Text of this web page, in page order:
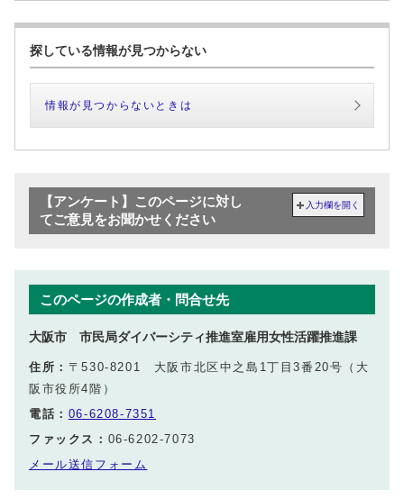
探している情報が見つからない
情報が見つからないときは
【アンケート】このページに対し
てご意見をお聞かせください
入力欄を開く
このページの作成者・問合せ先
大阪市 市民局ダイバーシティ推進室雇用女性活躍推進課
住所： 〒530-8201 大阪市北区中之島1丁目3番20号（大
阪市役所4階）
電話： 06-6208-7351
ファックス： 06-6202-7073
メール送信フォーム